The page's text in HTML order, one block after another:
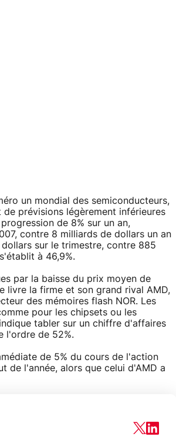
un mondial des semiconducteurs,
prévisions légèrement inférieures
de 8% sur un an,
contre 8 milliards de dollars un an
sur le trimestre, contre 885
à 46,9%.
par la baisse du prix moyen de
livre la firme et son grand rival AMD,
des mémoires flash NOR. Les
pour les chipsets ou les
tabler sur un chiffre d'affaires
l'ordre de 52%.
de 5% du cours de l'action
de l'année, alors que celui d'AMD a